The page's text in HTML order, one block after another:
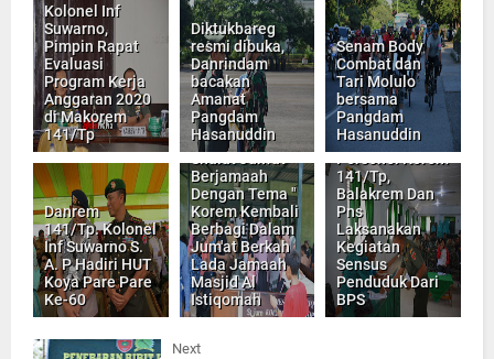
Kolonel Inf
Suwarno,
Pimpin Rapat
Evaluasi
Program Kerja
Anggaran 2020
di Makorem
141/Tp
Diktukbareg
resmi dibuka,
Danrindam
bacakan
Amanat
Pangdam
Hasanuddin
Senam Body
Combat dan
Tari Molulo
bersama
Pangdam
Hasanuddin
Danrem
141/Tp. Kolonel
Inf Suwarno S.
A. P Hadiri HUT
Koya Pare Pare
Ke-60
Berjamaah
Dengan Tema "
Korem Kembali
Berbagi Dalam
Jum'at Berkah
Lada Jamaah
Masjid Al
Istiqomah
141/Tp,
Balakrem Dan
Pns
Laksanakan
Kegiatan
Sensus
Penduduk Dari
BPS
Next